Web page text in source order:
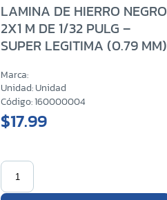
LAMINA DE HIERRO NEGRO
2X1 M DE 1/32 PULG –
SUPER LEGITIMA (0.79 MM)
Marca:
Unidad: Unidad
Código: 160000004
$17.99